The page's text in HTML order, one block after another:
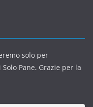
solo per
Pane. Grazie per la